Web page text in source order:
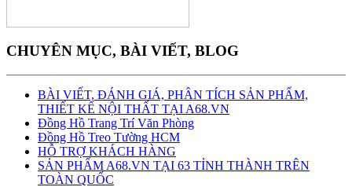
CHUYÊN MỤC, BÀI VIẾT, BLOG
BÀI VIẾT, ĐÁNH GIÁ, PHÂN TÍCH SẢN PHẨM,
THIẾT KẾ NỘI THẤT TẠI A68.VN
Đồng Hồ Trang Trí Văn Phòng
Đồng Hồ Treo Tường HCM
HỖ TRỢ KHÁCH HÀNG
SẢN PHẨM A68.VN TẠI 63 TỈNH THÀNH TRÊN
TOÀN QUỐC